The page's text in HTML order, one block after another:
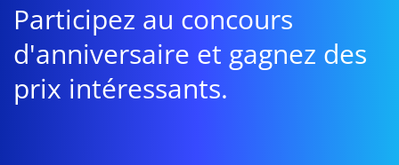
Participez au concours
d'anniversaire et gagnez des
prix intéressants.